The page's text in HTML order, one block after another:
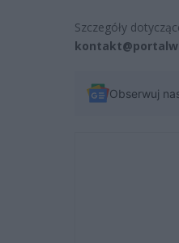
Szczegóły
Obserwuj